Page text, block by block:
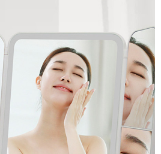
瀏覽以下網址：
法定代理人或監護人之同意方可使用
意申辦者引起之損失，本公司不負相關責
，將依據個別帳號之用戶狀況，依本公司即
仍有額度不足之情形，本公司將視審查結果
用他人資訊註冊。若發現惡意使用之情形，
止該用戶之使用額度並採取法律行動。